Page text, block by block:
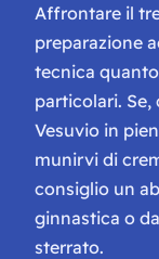
Affrontare il
preparazione
tecnica
particolari. Se,
Vesuvio in
munirvi di
consiglio un
ginnastica o
sterrato.